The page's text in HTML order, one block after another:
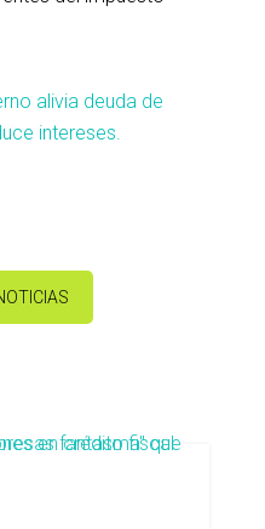
alivia deuda de
intereses.